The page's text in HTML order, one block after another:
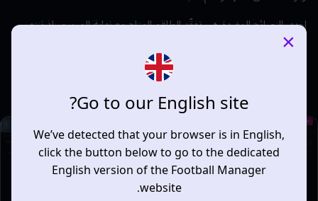
إحدى النصائح المفيدة هي تفقّد الطاقم المتاح مع نهاية الموسم، إذ تنتهي
مدة عقود أفراد طاقم عديدة في هذه المرحلة، كما يُتاح مرشحون أكثر. أداة
مفيدة للغاية هنا، إذ تسمح لك بتعديل معايير البحث
الذي تبحث عنه بالضبط، بما في ذلك جنسيته وتفضيلاته
Go to our English site?
We’ve detected that your browser is in English,
click the button below to go to the dedicated
English version of the Football Manager
website.
×